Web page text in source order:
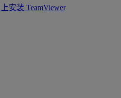
安装 TeamViewer